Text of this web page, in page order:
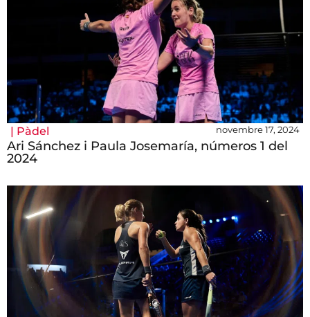
| Pàdel novembre 17, 2024
Ari Sánchez i Paula Josemaría, números 1 del
2024